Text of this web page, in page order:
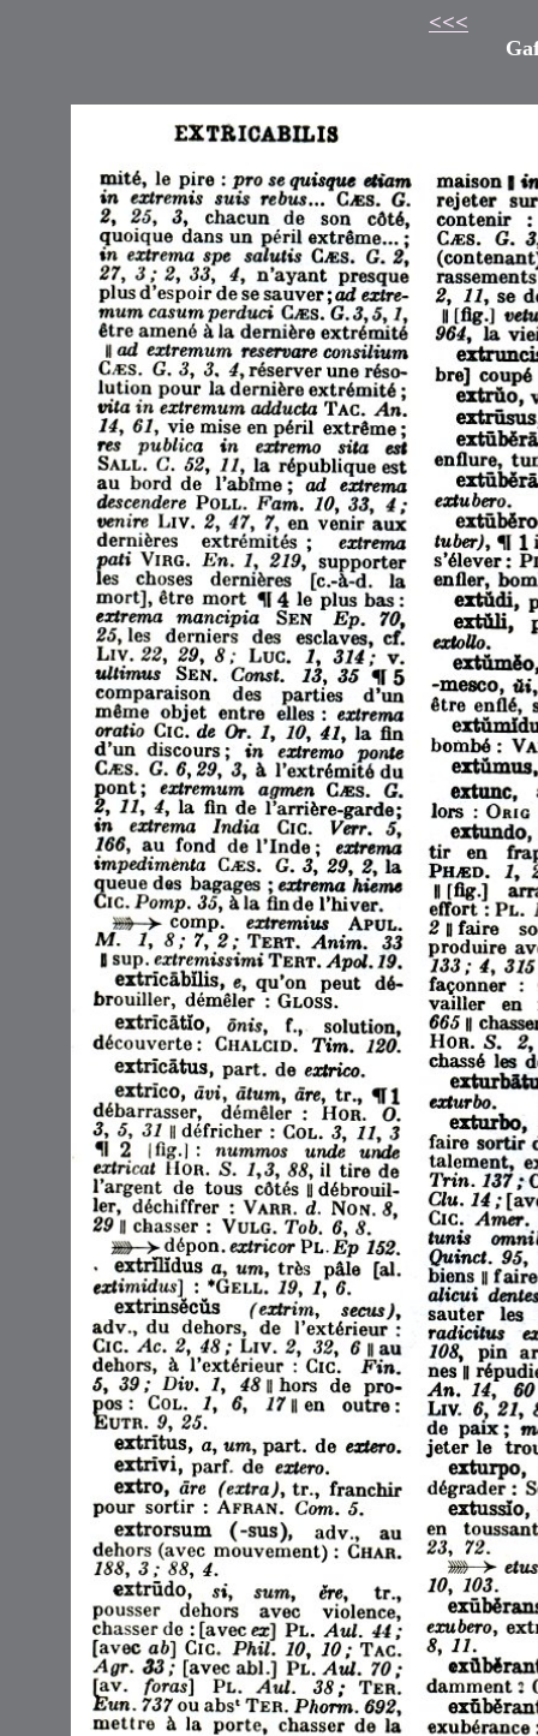
<<<